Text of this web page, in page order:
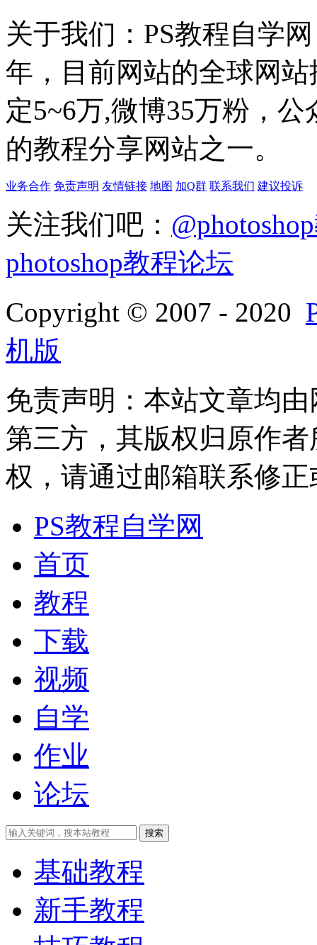
关于我们：PS教程自学
年，目前网站的全球网
定5~6万,微博35万粉，
的教程分享网站之一。
业务合作 免责声明 友情链接 地图 加Q群 联系我们 建议投诉
关注我们吧：
photoshop教程论坛
Copyright © 2007 - 2020
机版
免责声明：本站文章均
第三方，其版权归原作
权，请通过邮箱联系修正
PS教程自学网
首页
教程
下载
视频
自学
作业
论坛
搜索
基础教程
新手教程